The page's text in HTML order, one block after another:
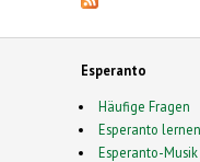
Esperanto
Häufige Fragen
Esperanto lernen
Esperanto-Musik